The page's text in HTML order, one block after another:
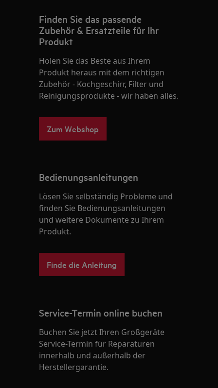
Finden Sie das passende
Zubehör & Ersatzteile für Ihr
Produkt
Holen Sie das Beste aus Ihrem
Produkt heraus mit dem richtigen
Zubehör - Kochgeschirr, Filter und
Reinigungsprodukte - wir haben alles.
Zum Webshop
Bedienungsanleitungen
Lösen Sie selbständig Probleme und
finden Sie Bedienungsanleitungen
und weitere Dokumente zu Ihrem
Produkt.
Finde die Anleitung
Service-Termin online buchen
Buchen Sie jetzt Ihren Großgeräte
Service-Termin für Reparaturen
innerhalb und außerhalb der
Herstellergarantie.